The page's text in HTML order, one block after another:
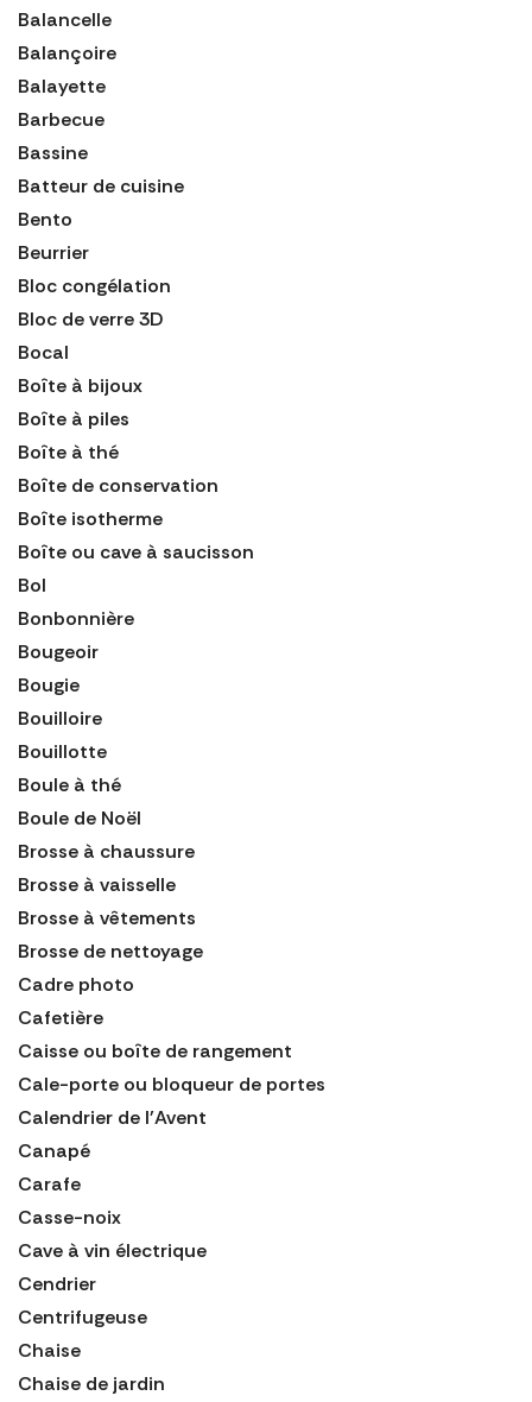
Balancelle
Balançoire
Balayette
Barbecue
Bassine
Batteur de cuisine
Bento
Beurrier
Bloc congélation
Bloc de verre 3D
Bocal
Boîte à bijoux
Boîte à piles
Boîte à thé
Boîte de conservation
Boîte isotherme
Boîte ou cave à saucisson
Bol
Bonbonnière
Bougeoir
Bougie
Bouilloire
Bouillotte
Boule à thé
Boule de Noël
Brosse à chaussure
Brosse à vaisselle
Brosse à vêtements
Brosse de nettoyage
Cadre photo
Cafetière
Caisse ou boîte de rangement
Cale-porte ou bloqueur de portes
Calendrier de l'Avent
Canapé
Carafe
Casse-noix
Cave à vin électrique
Cendrier
Centrifugeuse
Chaise
Chaise de jardin